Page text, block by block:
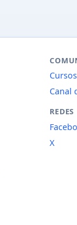
Canal
REDES
X